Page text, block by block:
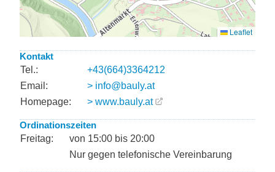
Kontakt
Tel.:
+43(664)3364212
Email:
> info@bauly.at
Homepage:
> www.bauly.at
Ordinationszeiten
Freitag:
von 15:00 bis 20:00
Nur gegen telefonische Vereinbarung